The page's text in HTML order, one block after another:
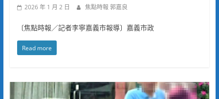
2026 年 1 月 2 日 焦點時報 郭嘉良
〔焦點時報／記者李寧嘉義市報導〕嘉義市政
Read more